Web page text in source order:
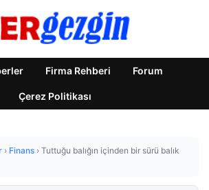
Firma Rehberi Forum
Çerez Politikası
› Finans › Tuttuğu balığın içinden bir sürü balık